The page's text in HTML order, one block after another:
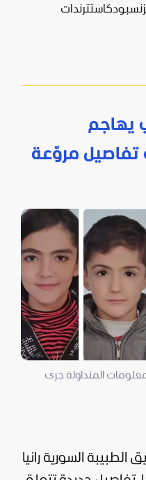
بودكاستترندات
يهاجم
مروّعة
المتداولة جرى
السورية رانيا